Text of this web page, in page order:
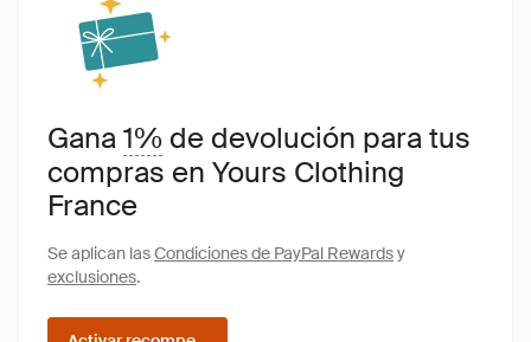
Gana1% de devolución para tus
compras en Yours Clothing
France
Se aplican lasCondiciones de PayPal Rewardsy
exclusiones.